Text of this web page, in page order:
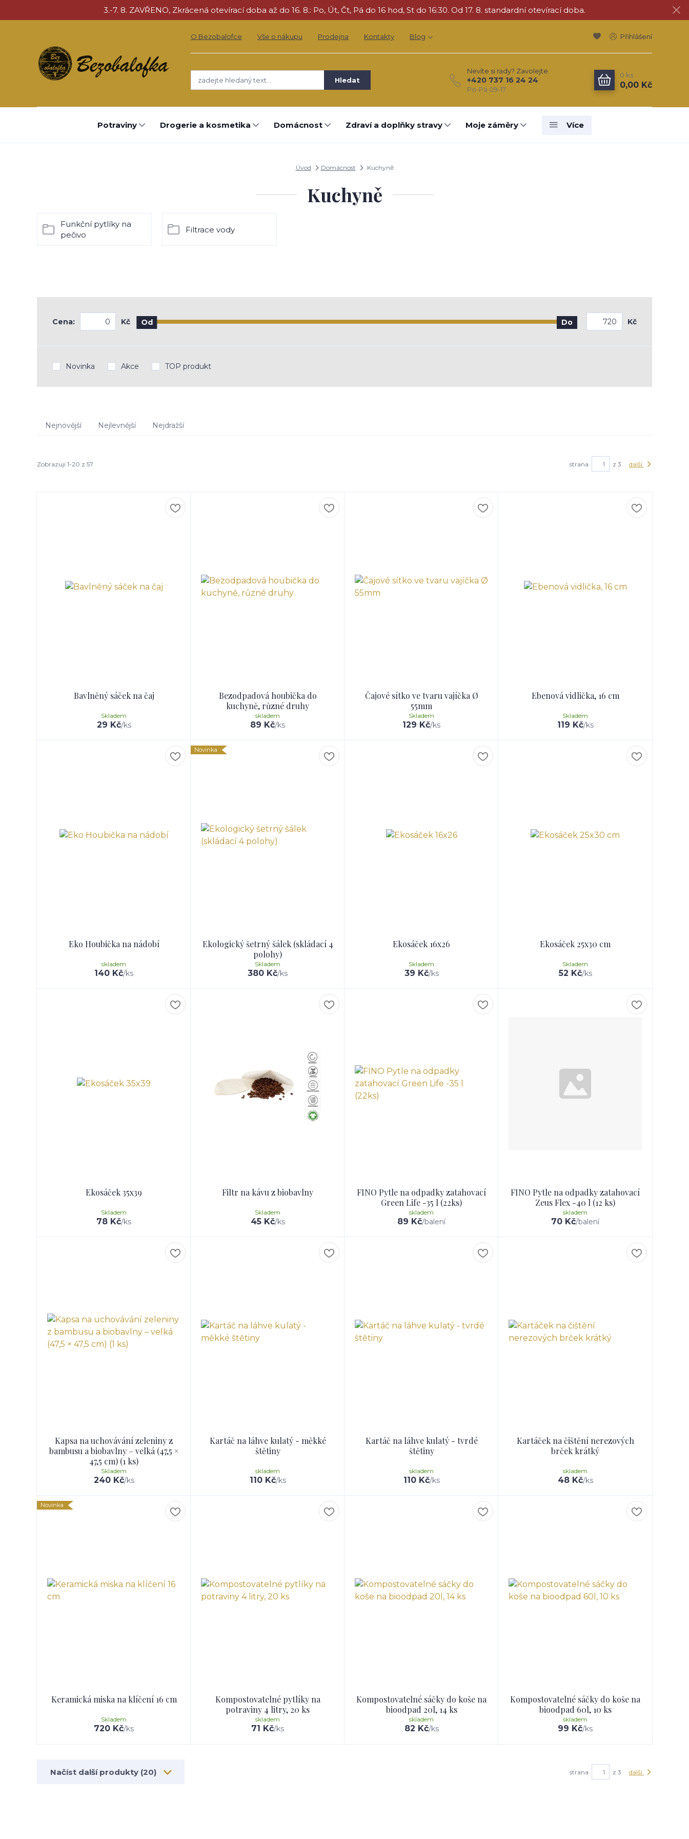
3.-7. 8. ZAVŘENO, Zkrácená otevírací doba až do 16. 8.: Po, Út, Čt, Pá do 16 hod, St do 16:30. Od 17. 8. standardní otevírací doba.
O Bezobalofce Vše o nákupu Prodejna Kontakty Blog Přihlášení
Hledat
Nevíte si rady? Zavolejte.
+420 737 16 24 24
Po-Pá 09-17
0 ks
0,00 Kč
Potraviny Drogerie a kosmetika Domácnost Zdraví a doplňky stravy Moje záměry Více
Úvod Domácnost Kuchyně
Kuchyně
Funkční pytlíky na
pečivo
Filtrace vody
Cena: Kč Od Do Kč
Novinka Akce TOP produkt
Nejnovější Nejlevnější Nejdražší
Zobrazuji 1-20 z 57 strana z 3 další
Bavlněný sáček na čaj
29 Kč/ks
Skladem
Bezodpadová houbička do
kuchyně, různé druhy
89 Kč/ks
skladem
Čajové sítko ve tvaru vajíčka Ø
55mm
129 Kč/ks
Skladem
Ebenová vidlička, 16 cm
119 Kč/ks
Skladem
Eko Houbička na nádobí
140 Kč/ks
skladem
Novinka
Ekologický šetrný šálek (skládací 4
polohy)
380 Kč/ks
Skladem
Ekosáček 16x26
39 Kč/ks
Skladem
Ekosáček 25x30 cm
52 Kč/ks
Skladem
Ekosáček 35x39
78 Kč/ks
Skladem
Filtr na kávu z biobavlny
45 Kč/ks
Skladem
FINO Pytle na odpadky zatahovací
Green Life -35 l (22ks)
89 Kč/balení
skladem
FINO Pytle na odpadky zatahovací
Zeus Flex -40 l (12 ks)
70 Kč/balení
skladem
Kapsa na uchovávání zeleniny z
bambusu a biobavlny – velká (47,5 ×
47,5 cm) (1 ks)
240 Kč/ks
Skladem
Kartáč na láhve kulatý - měkké
štětiny
110 Kč/ks
skladem
Kartáč na láhve kulatý - tvrdé
štětiny
110 Kč/ks
skladem
Kartáček na čištění nerezových
brček krátký
48 Kč/ks
skladem
Novinka
Keramická miska na klíčení 16 cm
720 Kč/ks
Skladem
Kompostovatelné pytlíky na
potraviny 4 litry, 20 ks
71 Kč/ks
skladem
Kompostovatelné sáčky do koše na
bioodpad 20l, 14 ks
82 Kč/ks
skladem
Kompostovatelné sáčky do koše na
bioodpad 60l, 10 ks
99 Kč/ks
skladem
Načíst další produkty (20) strana z 3 další